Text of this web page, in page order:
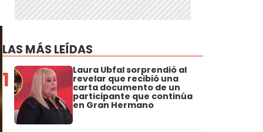
LAS MÁS LEÍDAS
1 Laura Ubfal sorprendió al
revelar que recibió una
carta documento de un
participante que continúa
en Gran Hermano